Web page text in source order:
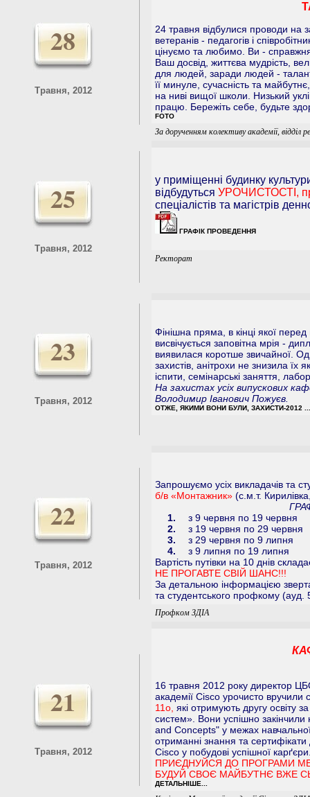
28
Травня, 2012
24 травня відбулися проводи на
ветеранів - педагогів і
цінуємо та любимо. Ви - справжня
Ваш досвід, життєва мудрість,
для людей, заради людей -
її минуле, сучасність та
на ниві вищої школи. Низький
працю. Бережіть себе, будьте
FOTO
За дорученням колективу академії, відділ
25
Травня, 2012
у приміщенні будинку
відбудуться УРОЧИСТОСТІ,
спеціалістів та магістрів
ГРАФІК ПРОВЕДЕННЯ
Ректорат
23
Травня, 2012
Фінішна пряма, в кінці якої
висвічується заповітна мрія -
виявилася коротше звичайної.
захистів, анітрохи не знизила їх
іспити, семінарські заняття,
На захистах усіх випускових
Володимир Іванович Пожуєв.
ОТЖЕ, ЯКИМИ ВОНИ БУЛИ, ЗАХИСТИ-2012 ...
22
Травня, 2012
Запрошуємо усіх викладачів та
б/в «Монтажник» (с.м.т.
1.
з 9 червня по 19 червня
2.
з 19 червня по 29 червня
3.
з 29 червня по 9 липня
4.
з 9 липня по 19 липня
Вартість путівки на 10 днів
НЕ ПРОГАВТЕ СВІЙ ШАНС!!!
За детальною інформацією
та студентського профкому (ауд.
Профком ЗДІА
21
Травня, 2012
16 травня 2012 року директор
академії Cisco урочисто вручили
11о, які отримують другу освіту
систем». Вони успішно
and Concepts" у межах
отриманні знання та
Cisco у побудові успішної
ПРИЄДНУЙСЯ ДО ПРОГРАМИ
БУДУЙ СВОЄ МАЙБУТНЄ ВЖЕ
ДЕТАЛЬНІШЕ...